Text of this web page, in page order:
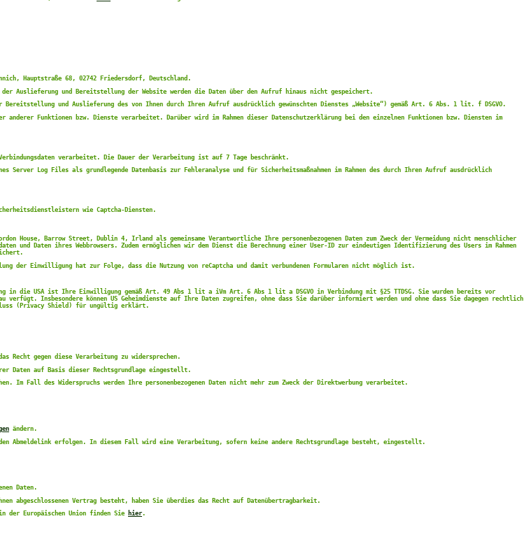
Hauptstraße 68, 02742 Friedersdorf, Deutschland.
der Auslieferung und Bereitstellung der Website werden die Daten über den Aufruf hinaus nicht gespeichert.
und Auslieferung des von Ihnen durch Ihren Aufruf ausdrücklich gewünschten Dienstes „Website“) gemäß Art. 6 Abs. 1 lit. f DSGVO.
anderer Funktionen bzw. Dienste verarbeitet. Darüber wird im Rahmen dieser Datenschutzerklärung bei den einzelnen Funktionen bzw. Diensten im
Verbindungsdaten verarbeitet. Die Dauer der Verarbeitung ist auf 7 Tage beschränkt.
Log Files als grundlegende Datenbasis zur Fehleranalyse und für Sicherheitsmaßnahmen im Rahmen des durch Ihren Aufruf ausdrücklich
wie Captcha-Diensten.
House, Barrow Street, Dublin 4, Irland als gemeinsame Verantwortliche Ihre personenbezogenen Daten zum Zweck der Vermeidung nicht menschlicher
und Daten ihres Webbrowsers. Zudem ermöglichen wir dem Dienst die Berechnung einer User-ID zur eindeutigen Identifizierung des Users im Rahmen
der Einwilligung hat zur Folge, dass die Nutzung von reCaptcha und damit verbundenen Formularen nicht möglich ist.
in die USA ist Ihre Einwilligung gemäß Art. 49 Abs 1 lit a iVm Art. 6 Abs 1 lit a DSGVO in Verbindung mit §25 TTDSG. Sie wurden bereits vor
Insbesondere können US Geheimdienste auf Ihre Daten zugreifen, ohne dass Sie darüber informiert werden und ohne dass Sie dagegen rechtlich
(Privacy Shield) für ungültig erklärt.
Recht gegen diese Verarbeitung zu widersprechen.
Daten auf Basis dieser Rechtsgrundlage eingestellt.
Im Fall des Widerspruchs werden Ihre personenbezogenen Daten nicht mehr zum Zweck der Direktwerbung verarbeitet.
ändern.
erfolgen. In diesem Fall wird eine Verarbeitung, sofern keine andere Rechtsgrundlage besteht, eingestellt.
Daten.
abgeschlossenen Vertrag besteht, haben Sie überdies das Recht auf Datenübertragbarkeit.
der Europäischen Union finden Sie
hier .